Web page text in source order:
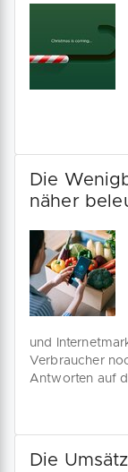
Die
näher
und
Verbraucher
Antworten auf
Die